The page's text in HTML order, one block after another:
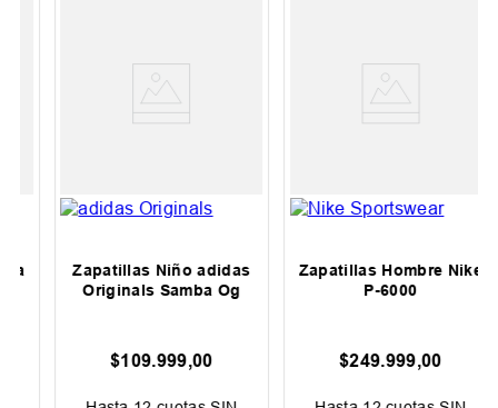
Zapatillas Niño adidas
Originals Samba Og
109. 999,00
Zapatillas Hombre Nike
P-6000
249.999,00